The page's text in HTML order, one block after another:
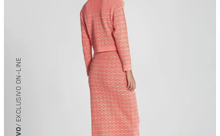
/ EXCLUSIVO ON-LINE